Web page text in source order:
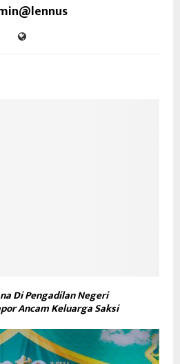
Di Pengadilan Negeri
Ancam Keluarga Saksi